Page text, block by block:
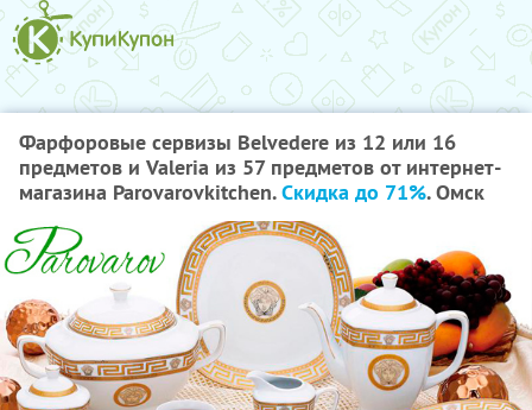
Фарфоровые сервизы Belvedere из 12 или 16
предметов и Valeria из 57 предметов от интернет-
магазина Parovarovkitchen.Скидка до 71%. Омск